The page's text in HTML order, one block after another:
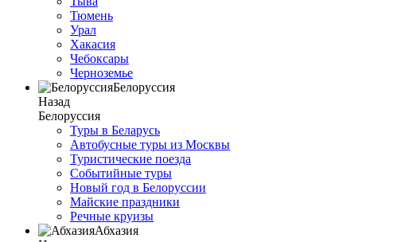
Тюмень
Урал
Хакасия
Чебоксары
Черноземье
Белоруссия
Назад
Белоруссия
Туры в Беларусь
Автобусные туры из Москвы
Туристические поезда
Событийные туры
Новый год в Белоруссии
Майские праздники
Речные круизы
Абхазия